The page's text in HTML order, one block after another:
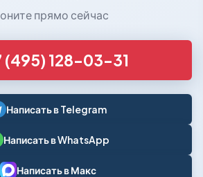
прямо сейчас
(495) 128-03-31
Написать в Telegram
Написать в WhatsApp
Написать в Макс